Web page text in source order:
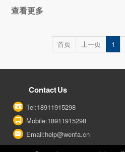
查看更多
首页 上一页 1
Contact Us
Tel:18911915298
Mobile:18911915298
Email:help@wenfa.cn